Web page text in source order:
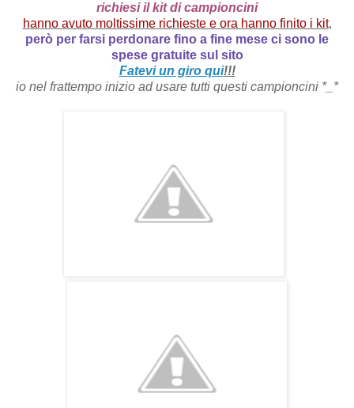
richiesi il kit di campioncini
hanno avuto moltissime richieste e ora hanno finito i kit,
però per farsi perdonare fino a fine mese ci sono le
spese gratuite sul sito
Fatevi un giro qui!!!
io nel frattempo inizio ad usare tutti questi campioncini *_*